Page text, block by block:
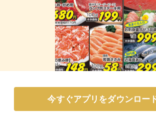
今すぐアプリをダウンロー